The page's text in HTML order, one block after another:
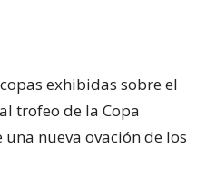
exhibidas sobre el
trofeo de la Copa
nueva ovación de los